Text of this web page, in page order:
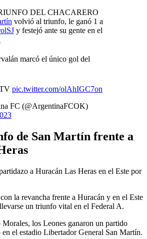
DEL CHACARERO
volvió al triunfo, le ganó 1 a
y festejó ante su gente en el
marcó el único gol del
pic.twitter.com/olAhIGC7on
FC (@ArgentinaFCOK)
de San Martín frente a
a Huracán Las Heras en el Este por
la revancha frente a Huracán y en el Este
un triunfo vital en el Federal A.
los Leones ganaron un partido
el estadio Libertador General San Martín.